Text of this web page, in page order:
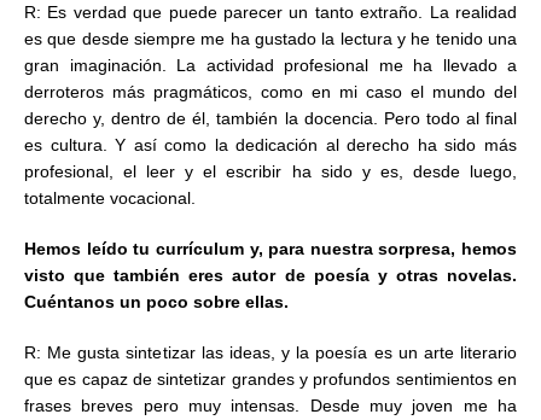
R: Es verdad que puede parecer un tanto extraño. La realidad
es que desde siempre me ha gustado la lectura y he tenido una
gran imaginación. La actividad profesional me ha llevado a
derroteros más pragmáticos, como en mi caso el mundo del
derecho y, dentro de él, también la docencia. Pero todo al final
es cultura. Y así como la dedicación al derecho ha sido más
profesional, el leer y el escribir ha sido y es, desde luego,
totalmente vocacional.
Hemos leído tu currículum y, para nuestra sorpresa, hemos
visto que también eres autor de poesía y otras novelas.
Cuéntanos un poco sobre ellas.
R: Me gusta sintetizar las ideas, y la poesía es un arte literario
que es capaz de sintetizar grandes y profundos sentimientos en
frases breves pero muy intensas. Desde muy joven me ha